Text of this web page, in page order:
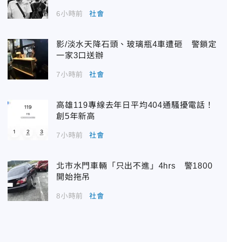
6小時前 社會
影/淡水天降石頭、玻璃瓶4車遭砸 警鎖定
一家3口送辦
7小時前 社會
高雄119專線去年日平均404通騷擾電話！
創5年新高
7小時前 社會
北市水門車輛「只出不進」4hrs 警1800
開始拖吊
8小時前 社會